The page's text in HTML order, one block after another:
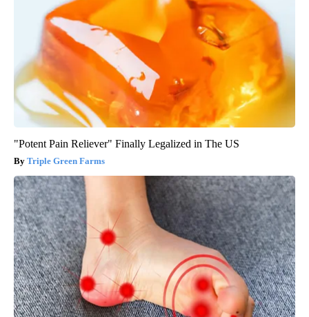
"Potent Pain Reliever" Finally Legalized in The US
Triple Green Farms